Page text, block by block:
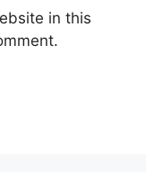
in this